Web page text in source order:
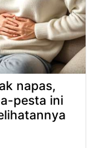
napas,
pesta ini